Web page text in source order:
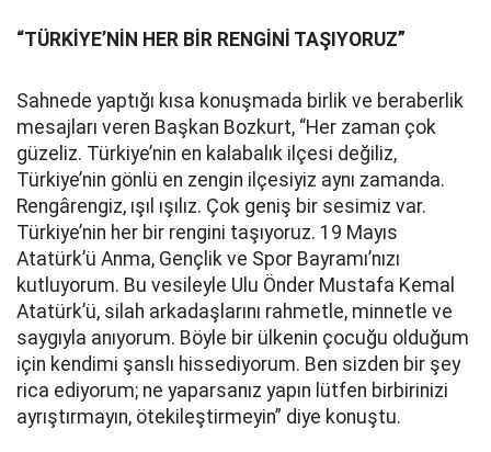
“TÜRKİYE’NİN HER BİR RENGİNİ TAŞIYORUZ”
Sahnede yaptığı kısa konuşmada birlik ve beraberlik
mesajları veren Başkan Bozkurt, “Her zaman çok
güzeliz. Türkiye’nin en kalabalık ilçesi değiliz,
Türkiye’nin gönlü en zengin ilçesiyiz aynı zamanda.
Rengârengiz, ışıl ışılız. Çok geniş bir sesimiz var.
Türkiye’nin her bir rengini taşıyoruz. 19 Mayıs
Atatürk’ü Anma, Gençlik ve Spor Bayramı’nızı
kutluyorum. Bu vesileyle Ulu Önder Mustafa Kemal
Atatürk’ü, silah arkadaşlarını rahmetle, minnetle ve
saygıyla anıyorum. Böyle bir ülkenin çocuğu olduğum
için kendimi şanslı hissediyorum. Ben sizden bir şey
rica ediyorum; ne yaparsanız yapın lütfen birbirinizi
ayrıştırmayın, ötekileştirmeyin” diye konuştu.